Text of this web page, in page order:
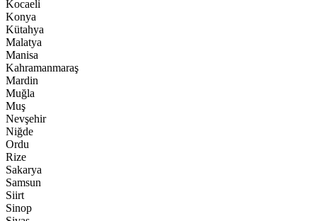
Kocaeli
Konya
Kütahya
Malatya
Manisa
Kahramanmaraş
Mardin
Muğla
Muş
Nevşehir
Niğde
Ordu
Rize
Sakarya
Samsun
Siirt
Sinop